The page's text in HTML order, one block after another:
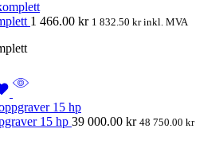
1 466.00 kr 1 832.50 krinkl. MVA
15 hp 39 000.00 kr 48 750.00 kr